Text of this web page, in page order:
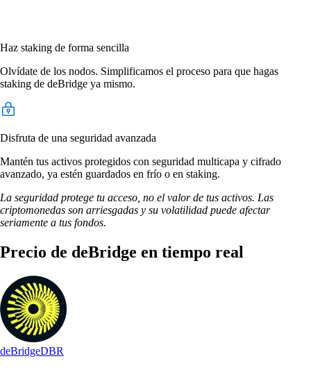
Haz staking de forma sencilla
Olvídate de los nodos. Simplificamos el proceso para que hagas
staking de deBridge ya mismo.
Disfruta de una seguridad avanzada
Mantén tus activos protegidos con seguridad multicapa y cifrado
avanzado, ya estén guardados en frío o en staking.
La seguridad protege tu acceso, no el valor de tus activos. Las
criptomonedas son arriesgadas y su volatilidad puede afectar
seriamente a tus fondos.
Precio de deBridge en tiempo real
deBridgeDBR